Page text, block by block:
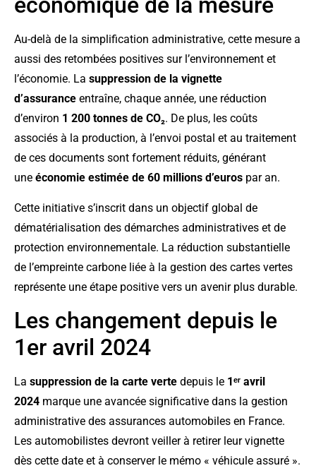
Au-delà de la simplification administrative, cette mesure a
aussi des retombées positives sur l’environnement et
l’économie. La suppression de la vignette
d’assurance entraîne, chaque année, une réduction
d’environ 1 200 tonnes de CO₂. De plus, les coûts
associés à la production, à l’envoi postal et au traitement
de ces documents sont fortement réduits, générant
une économie estimée de 60 millions d’euros par an.
Cette initiative s’inscrit dans un objectif global de
dématérialisation des démarches administratives et de
protection environnementale. La réduction substantielle
de l’empreinte carbone liée à la gestion des cartes vertes
représente une étape positive vers un avenir plus durable.
Les changement depuis le
1er avril 2024
La suppression de la carte verte depuis le 1ᵉʳ avril
2024 marque une avancée significative dans la gestion
administrative des assurances automobiles en France.
Les automobilistes devront veiller à retirer leur vignette
dès cette date et à conserver le mémo « véhicule assuré ».